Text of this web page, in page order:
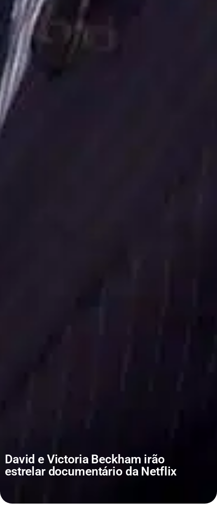
David e Victoria Beckham irão
estrelar documentário da Netflix